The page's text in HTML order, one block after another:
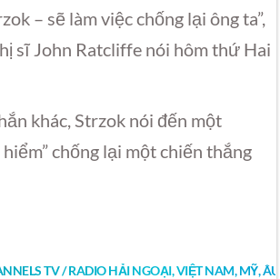
– sẽ làm việc chống lại ông ta”,
sĩ John Ratcliffe nói hôm thứ Hai
khác, Strzok nói đến một
hiểm” chống lại một chiến thắng
TV / RADIO HẢI NGOẠI, VIỆT NAM, MỸ,